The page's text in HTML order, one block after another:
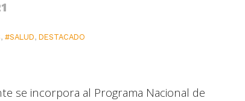
,#SALUD,DESTACADO
se incorpora al Programa Nacional de